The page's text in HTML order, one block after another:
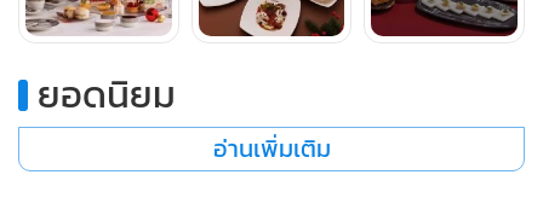
ยอดนิยม
อ่านเพิ่มเติม